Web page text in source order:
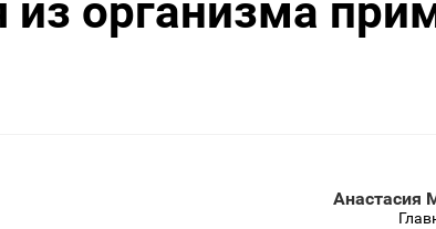
организма
Анастасия